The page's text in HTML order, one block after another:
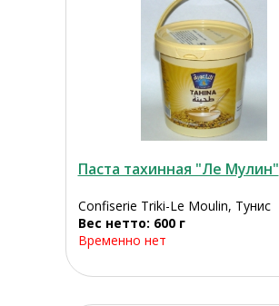
Паста тахинная "Ле Мулин"
Confiserie Triki-Le Moulin, Тунис
Вес нетто: 600 г
Временно нет